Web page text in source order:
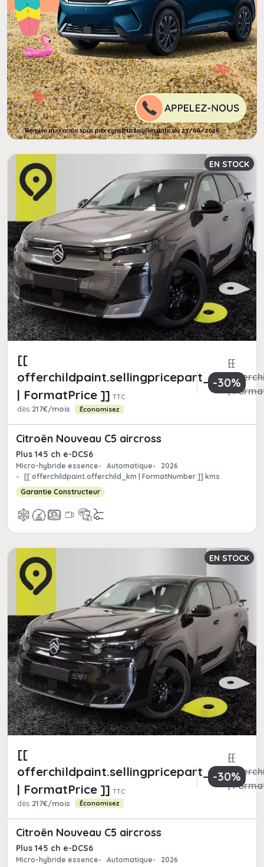
EN STOCK
[[
offerchildpaint.sellingpricepart_ttc
| FormatPrice ]] TTC
[[
|
dès 217€/mois Économisez
-30%
Citroën Nouveau C5 aircross
Plus 145 ch e-DCS6
Micro-hybride essence Automatique
2026
[[ offerchildpaint.offerchild_km | FormatNumber ]] kms
Garantie Constructeur
EN STOCK
[[
offerchildpaint.sellingpricepart_ttc
| FormatPrice ]] TTC
[[
|
dès 217€/mois Économisez
-30%
Citroën Nouveau C5 aircross
Plus 145 ch e-DCS6
Micro-hybride essence Automatique
2026